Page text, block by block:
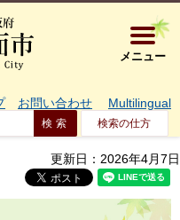
大阪府箕
メニュー
お問い合わせ Multilingual
検索の仕方
更新日：2026年4月7日